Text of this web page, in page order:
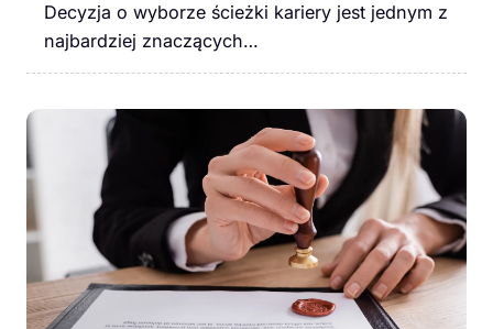
Decyzja o wyborze ścieżki kariery jest jednym z
najbardziej znaczących…